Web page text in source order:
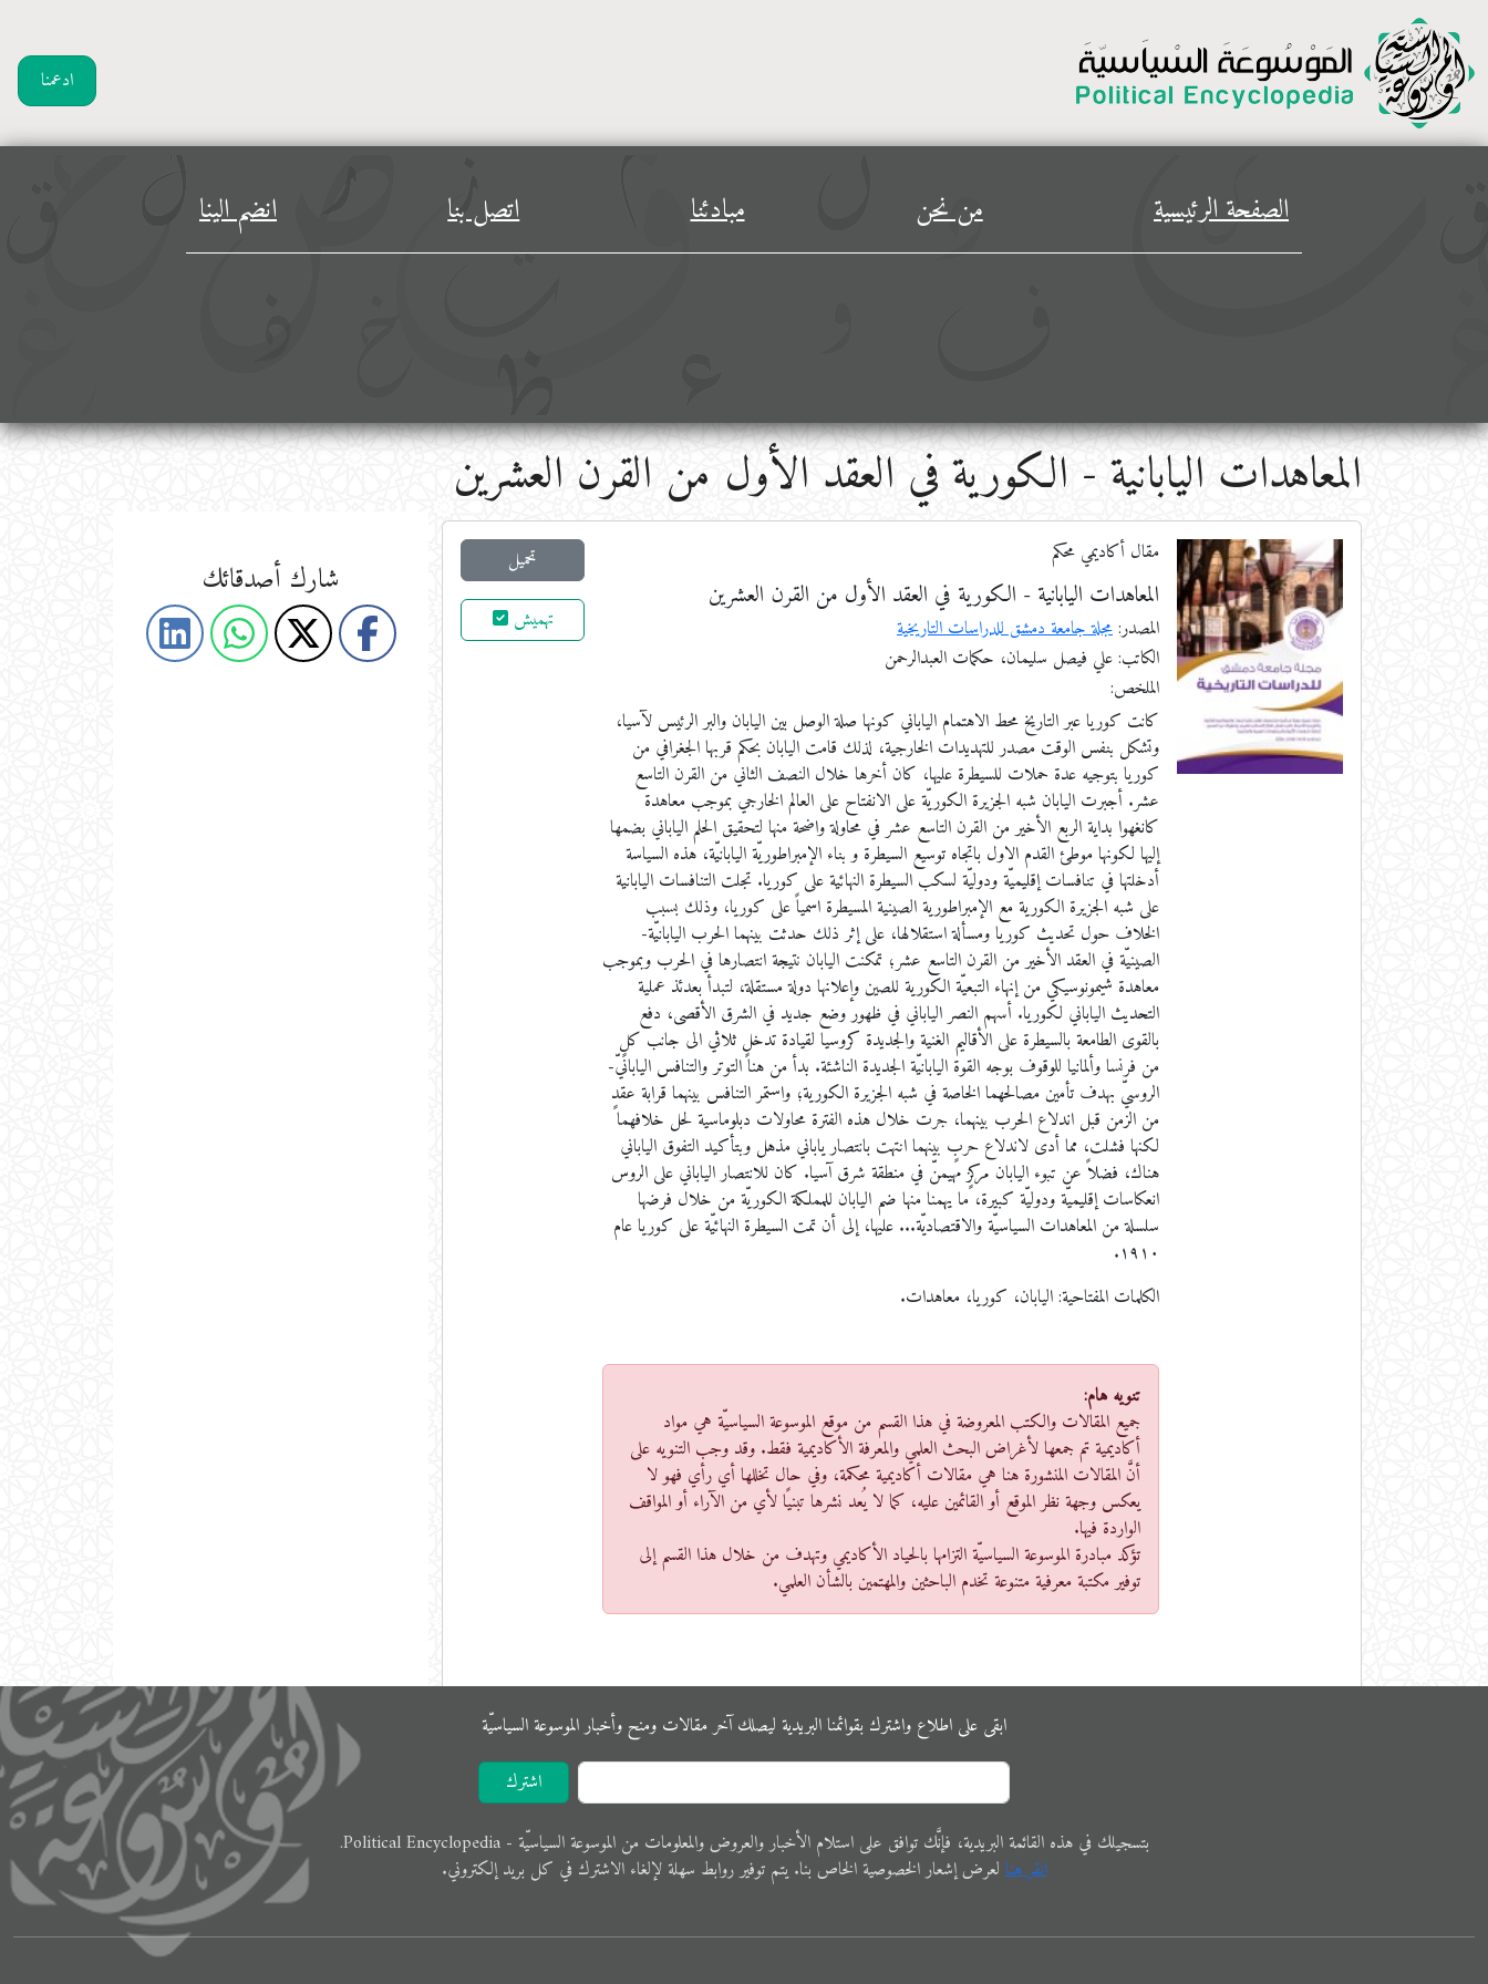
ادعمنا
الصفحة الرئيسية من نحن مبادئنا اتصل بنا انضم الينا
المعاهدات اليابانية - الكورية في العقد الأول من القرن العشرين
مقال أكاديمي محكم
المعاهدات اليابانية - الكورية في العقد الأول من القرن العشرين
المصدر:مجلة جامعة دمشق للدراسات التاريخية
الكاتب: علي فيصل سليمان، حكمات العبدالرحمن
الملخص:
كانت كوريا عبر التاريخ محط الاهتمام الياباني كونها صلة الوصل بين اليابان والبر الرئيس لآسيا،
وتشكل بنفس الوقت مصدر للتهديدات الخارجية، لذلك قامت اليابان بحكم قربها الجغرافي من
كوريا بتوجيه عدة حملات للسيطرة عليها، كان أخرها خلال النصف الثاني من القرن التاسع
عشر. أجبرت اليابان شبه الجزيرة الكوريّة على الانفتاح على العالم الخارجي بموجب معاهدة
كانغهوا بداية الربع الأخير من القرن التاسع عشر في محاولة واضحة منها لتحقيق الحلم الياباني بضمها
إليها لكونها موطئ القدم الاول باتجاه توسيع السيطرة و بناء الإمبراطوريّة اليابانيّة، هذه السياسة
أدخلتها في تنافسات إقليميّة ودوليّة لسكب السيطرة النهائية على كوريا. تجلت التنافسات اليابانية
على شبه الجزيرة الكورية مع الإمبراطورية الصينية المسيطرة اسمياً على كوريا، وذلك بسبب
الخلاف حول تحديث كوريا ومسألة استقلالها، على إثر ذلك حدثت بينهما الحرب اليابانيّة-
الصينيّة في العقد الأخير من القرن التاسع عشر؛ تمكنت اليابان نتيجة انتصارها في الحرب وبموجب
معاهدة شيمونوسيكي من إنهاء التبعيّة الكورية للصين وإعلانها دولة مستقلة، لتبدأ بعدئذ عملية
التحديث الياباني لكوريا. أسهم النصر الياباني في ظهور وضع جديد في الشرق الأقصى، دفع
بالقوى الطامعة بالسيطرة على الأقاليم الغنية والجديدة كروسيا لقيادة تدخلٍ ثلاثي الى جانب كلٍ
من فرنسا وألمانيا للوقوف بوجه القوة اليابانيّة الجديدة الناشئة. بدأ من هنا التوتر والتنافس اليابانيّ-
الروسيّ بهدف تأمين مصالحهما الخاصة في شبه الجزيرة الكورية؛ واستمر التنافس بينهما قرابة عقدٍ
من الزمن قبل اندلاع الحرب بينهما، جرت خلال هذه الفترة محاولات دبلوماسية لحل خلافهما
لكنها فشلت، مما أدى لاندلاع حربٍ بينهما انتهت بانتصار ياباني مذهل وبتأكيد التفوق الياباني
هناك، فضلاً عن تبوء اليابان مركزٍ مهيمنّ في منطقة شرق آسيا. كان للانتصار الياباني على الروس
انعكاسات إقليميّة ودوليّة كبيرة، ما يهمنا منها ضم اليابان للمملكة الكوريّة من خلال فرضها
سلسلة من المعاهدات السياسيّة والاقتصاديّة... عليها، إلى أن تمت السيطرة النهائيّة على كوريا عام
١٩١٠.
الكلمات المفتاحية:اليابان، كوريا، معاهدات.
تنويه هام:
جميع المقالات والكتب المعروضة في هذا القسم من موقع الموسوعة السياسيّة هي مواد
أكاديمية تم جمعها لأغراض البحث العلمي والمعرفة الأكاديمية فقط. وقد وجب التنويه على
أنَّ المقالات المنشورة هنا هي مقالات أكاديمية محكمة، وفي حال تخللها أي رأي فهو لا
يعكس وجهة نظر الموقع أو القائمين عليه، كما لا يُعد نشرها تبنيًا لأي من الآراء أو المواقف
الواردة فيها.
تؤكد مبادرة الموسوعة السياسيّة التزامها بالحياد الأكاديمي وتهدف من خلال هذا القسم إلى
توفير مكتبة معرفية متنوعة تخدم الباحثين والمهتمين بالشأن العلمي.
تحميل
تهميش
شارك أصدقائك
ابقى على اﻃﻼع واشترك بقوائمنا البريدية ليصلك آخر مقالات ومنح وأخبار الموسوعة اﻟﺴﻴﺎﺳﻴّﺔ
اشترك
ﺑﺘﺴﺠﻴﻠﻚ في ﻫﺬﻩ اﻟﻘﺎﺋﻤﺔ البريدية، فإنَّك ﺗﻮاﻓﻖ ﻋﻠﻰ اﺳﺘﻼم اﻷﺧﺒﺎر واﻟﻌﺮوض والمعلوﻣﺎت ﻣﻦ الموسوعة اﻟﺴﻴﺎﺳﻴّﺔ - Political Encyclopedia.
اﻧﻘﺮ ﻫﻨﺎﻟﻌﺮض إﺷﻌﺎر الخصوصية الخاص ﺑﻨﺎ. ﻳﺘﻢ ﺗﻮفير رواﺑﻂ ﺳﻬﻠﺔ لإﻟﻐﺎء الاشترك في ﻛﻞ ﺑﺮﻳﺪ إلكتروني.